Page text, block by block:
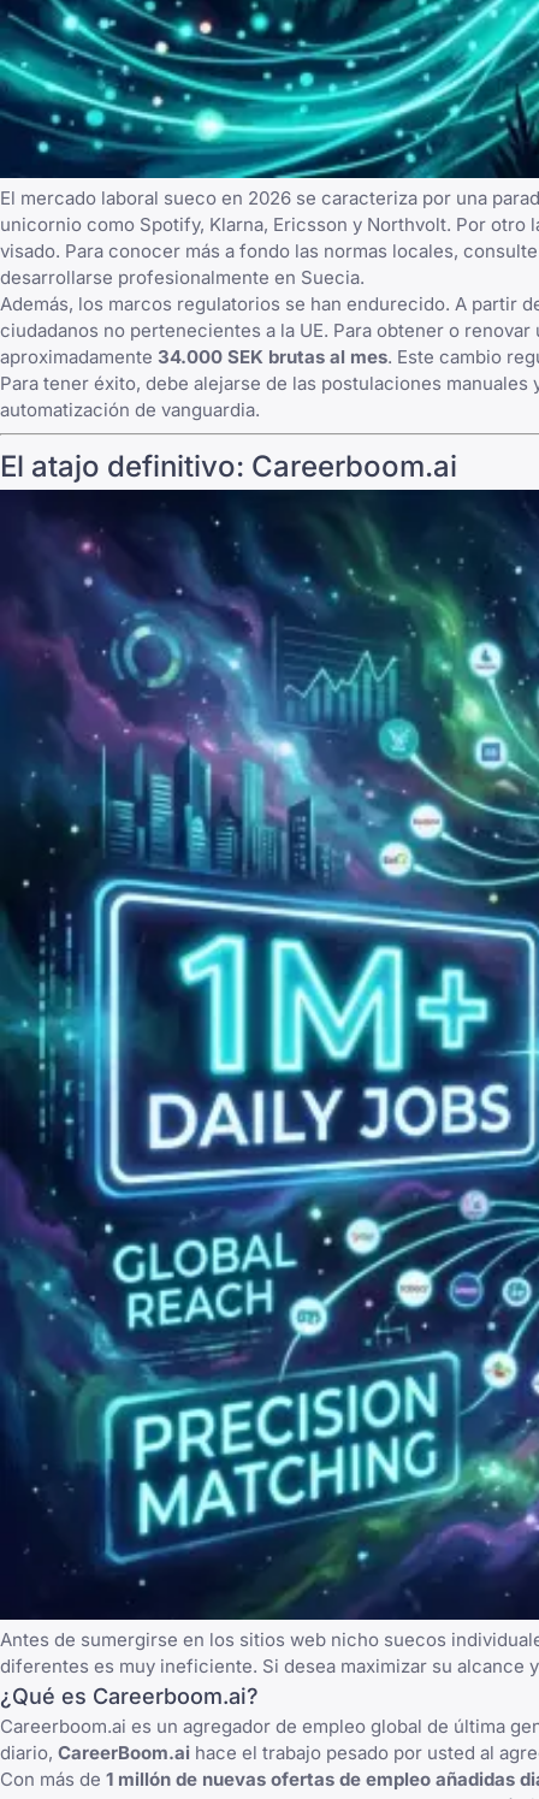
El mercado laboral sueco en 2026 se caracteriza por una
unicornio como Spotify, Klarna, Ericsson y Northvolt. Por
visado. Para conocer más a fondo las normas locales,
desarrollarse profesionalmente en Suecia.
Además, los marcos regulatorios se han endurecido. A partir
ciudadanos no pertenecientes a la UE. Para obtener o
aproximadamente 34.000 SEK brutas al mes. Este cambio
Para tener éxito, debe alejarse de las postulaciones
automatización de vanguardia.
El atajo definitivo: Careerboom.ai
Antes de sumergirse en los sitios web nicho suecos
diferentes es muy ineficiente. Si desea maximizar su
¿Qué es Careerboom.ai?
Careerboom.ai es un agregador de empleo global de última
diario, CareerBoom.ai hace el trabajo pesado por usted al
Con más de 1 millón de nuevas ofertas de empleo añadidas